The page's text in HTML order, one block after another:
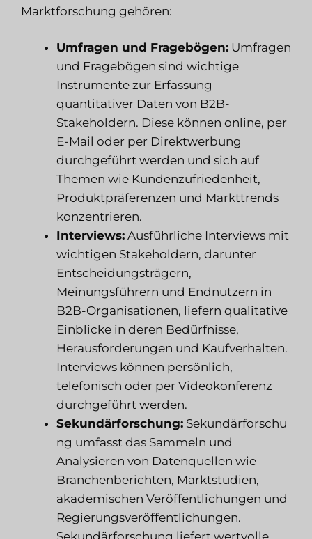
Marktforschung gehören:
Umfragen und Fragebögen: Umfragen
und Fragebögen sind wichtige
Instrumente zur Erfassung
quantitativer Daten von B2B-
Stakeholdern. Diese können online, per
E-Mail oder per Direktwerbung
durchgeführt werden und sich auf
Themen wie Kundenzufriedenheit,
Produktpräferenzen und Markttrends
konzentrieren.
Interviews: Ausführliche Interviews mit
wichtigen Stakeholdern, darunter
Entscheidungsträgern,
Meinungsführern und Endnutzern in
B2B-Organisationen, liefern qualitative
Einblicke in deren Bedürfnisse,
Herausforderungen und Kaufverhalten.
Interviews können persönlich,
telefonisch oder per Videokonferenz
durchgeführt werden.
Sekundärforschung: Sekundärforschu
ng umfasst das Sammeln und
Analysieren von Datenquellen wie
Branchenberichten, Marktstudien,
akademischen Veröffentlichungen und
Regierungsveröffentlichungen.